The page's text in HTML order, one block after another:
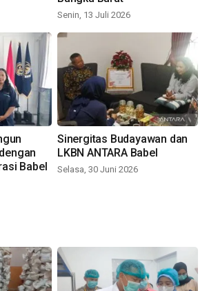
Senin, 13 Juli 2026
Babel
Sinergitas Budayawan dan
LKBN ANTARA Babel
Selasa, 30 Juni 2026